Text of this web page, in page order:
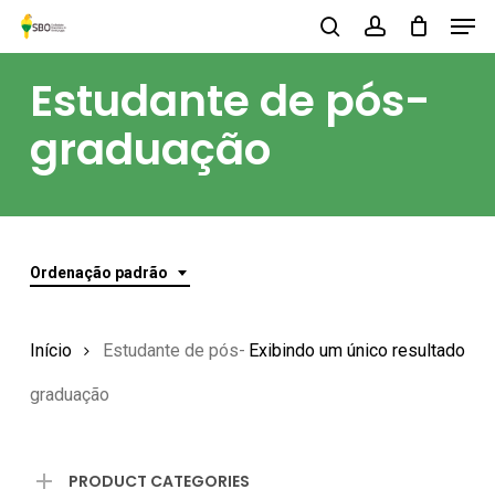
Skip
to
main
content
searchaccount
Estudante de pós-
graduação
Ordenação padrão
Exibindo um único resultado
Início Estudante de pós-
graduação
PRODUCT CATEGORIES